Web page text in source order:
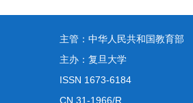
主管：中华人民共和国教育部
主办：复旦大学
ISSN 1673-6184
CN 31-1966/R